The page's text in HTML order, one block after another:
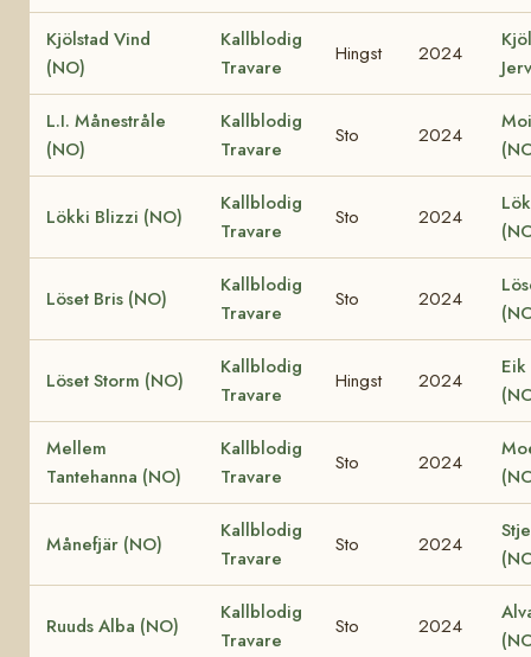
Kjölstad Vind
(NO)
Kallblodig
Travare
Hingst 2024
L.I. Månestråle
(NO)
Kallblodig
Travare
Sto 2024
Lökki Blizzi (NO)
Kallblodig
Travare
Sto 2024
Löset Bris (NO)
Kallblodig
Travare
Sto 2024
Löset Storm (NO)
Kallblodig
Travare
Hingst 2024
Mellem
Tantehanna (NO)
Kallblodig
Travare
Sto 2024
Månefjär (NO)
Kallblodig
Travare
Sto 2024
Ruuds Alba (NO)
Kallblodig
Travare
Sto 2024